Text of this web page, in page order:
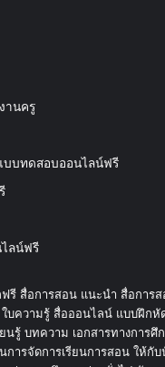
านครู
บบทดสอบออนไลน์ฟรี
ลน์ฟรี
รี สื่อการสอน แนะนำ สื่อการ
ใบความรู้ สื่อออนไลน์ แบบฝึก
นรู้ บทความ เอกสารทางการ
การจัดการเรียนการสอน ให้กับ